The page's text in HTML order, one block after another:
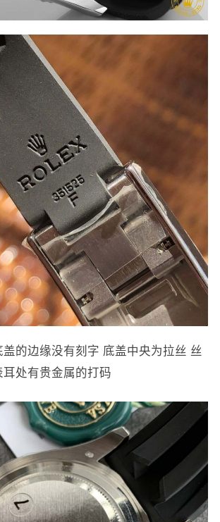
的边缘没有刻字 底盖中央为拉丝 丝
处有贵金属的打码